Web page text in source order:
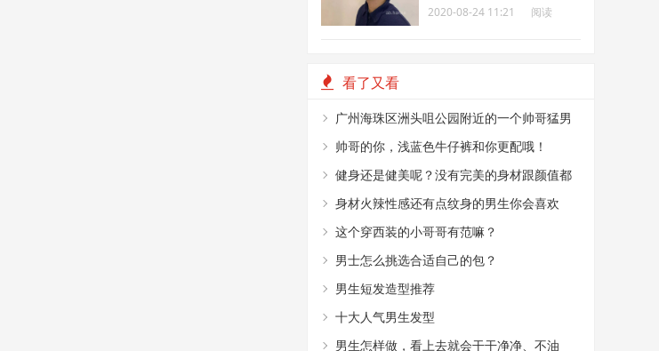
2020-08-24 11:21
阅读
看了又看
广州海珠区洲头咀公园附近的一个帅哥猛男
烤肉摊
帅哥的你，浅蓝色牛仔裤和你更配哦！
健身还是健美呢？没有完美的身材跟颜值都
不敢这么穿！
身材火辣性感还有点纹身的男生你会喜欢
嘛？
这个穿西装的小哥哥有范嘛？
男士怎么挑选合适自己的包？
男生短发造型推荐
十大人气男生发型
男生怎样做，看上去就会干干净净、不油